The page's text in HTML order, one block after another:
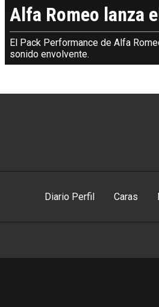
Alfa Romeo lanza
El Pack Performance de Alfa
sonido envolvente.
Diario Perfil Caras